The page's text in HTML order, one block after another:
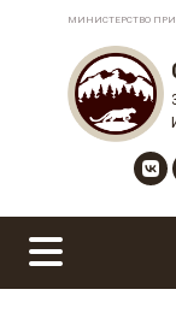
МИНИСТЕРСТВО